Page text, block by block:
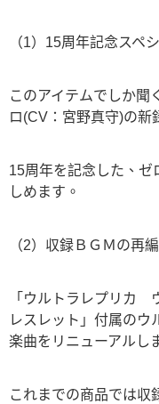
（1）15周年記念スペ
このアイテムでしか聞
ロ(CV：宮野真守)の新
15周年を記念した、ゼ
しめます。
（2）収録ＢＧＭの再
「ウルトラレプリカ
レスレット」付属のウ
楽曲をリニューアルし
これまでの商品では収